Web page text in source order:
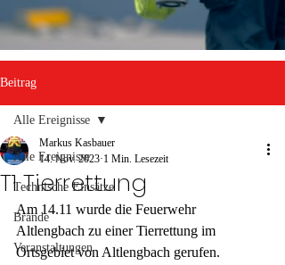
Beitrag
Alle Ereignisse
Technische Einsätze
Brände
Veranstaltungen
Alle Ereignisse
T1 Tierrettung
Markus Kasbauer
14. Nov. 2023 1 Min. Lesezeit
Am 14.11 wurde die Feuerwehr
Altlengbach zu einer Tierrettung im
Ortsgebiet von Altlengbach gerufen.